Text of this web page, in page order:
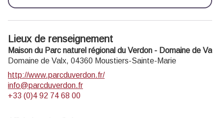
Lieux de renseignement
Maison du Parc naturel régional du Verdon - Domaine de Valx
Domaine de Valx, 04360 Moustiers-Sainte-Marie
http://www.parcduverdon.fr/
info@parcduverdon.fr
+33 (0)4 92 74 68 00